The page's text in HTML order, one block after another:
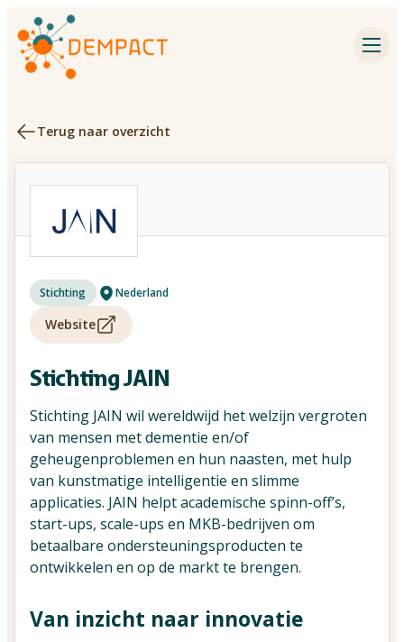
Impactpartners
Contact
Vind jouw impactpartners
Terug naar overzicht
Stichting Nederland
Website
Stichting JAIN
Stichting JAIN wil wereldwijd het welzijn vergroten
van mensen met dementie en/of
geheugenproblemen en hun naasten, met hulp
van kunstmatige intelligentie en slimme
applicaties. JAIN helpt academische spinn-off’s,
start-ups, scale-ups en MKB-bedrijven om
betaalbare ondersteuningsproducten te
ontwikkelen en op de markt te brengen.
Van inzicht naar innovatie